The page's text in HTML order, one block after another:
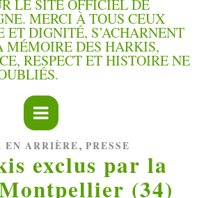
EN ARRIÈRE, PRESSE
exclus par la
(34)